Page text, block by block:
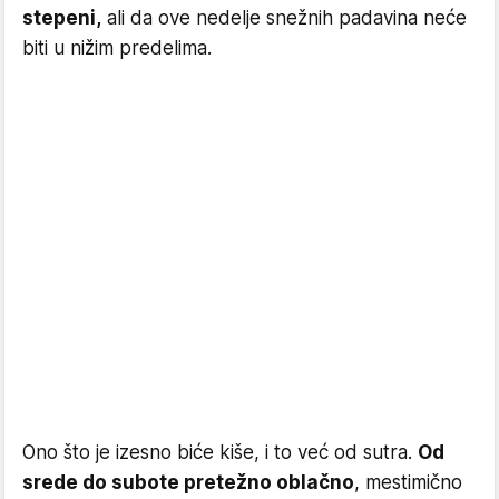
stepeni, ali da ove nedelje snežnih padavina neće
biti u nižim predelima.
Ono što je izesno biće kiše, i to već od sutra. Od
srede do subote pretežno oblačno, mestimično